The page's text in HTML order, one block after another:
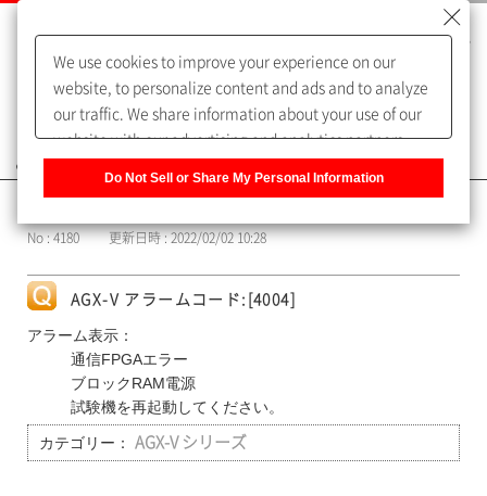
よくあるご質問（FAQ）
No : 4180 更新日時 : 2022/02/02 10:28
AGX-V アラームコード:[4004]
アラーム表示：
通信FPGAエラー
ブロックRAM電源
試験機を再起動してください。
カテゴリー： AGX-V シリーズ
We use cookies to improve your experience on our
website, to personalize content and ads and to analyze
our traffic. We share information about your use of our
website with our advertising and analytics partners,
of our sharing information about you with our partners.
Information] to customize your cookie settings on our
Do Not Sell or Share My Personal Information